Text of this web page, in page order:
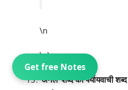
Get free Notes
\n
\n\n
‘अनल’ शब्द का पर्यायवाची